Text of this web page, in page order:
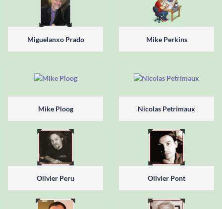
Miguelanxo Prado Mike Perkins
Mike Ploog Nicolas Petrimaux
Olivier Peru Olivier Pont